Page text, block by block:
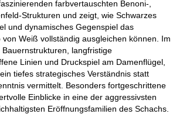
farbvertauschten Benoni-,
Strukturen und zeigt, wie Schwarzes
und dynamisches Gegenspiel das
von Weiß vollständig ausgleichen können. Im
langfristige
Linien und Druckspiel am Damenflügel,
tiefes strategisches Verständnis statt
vermittelt. Besonders fortgeschrittene
Einblicke in eine der aggressivsten
Eröffnungsfamilien des Schachs.